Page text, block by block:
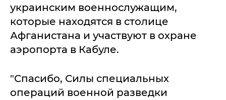
украинским военнослужащим,
которые находятся в столице
Афганистана и участвуют в охране
аэропорта в Кабуле.
"Спасибо, Силы специальных
операций военной разведки